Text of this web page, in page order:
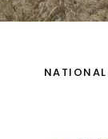
NATIONAL